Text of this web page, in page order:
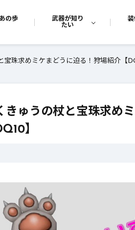
の歩
武器が知り
たい
装
宝珠求めミケまどうに迫る！狩場紹介【
きゅうの杖と宝珠求め
】